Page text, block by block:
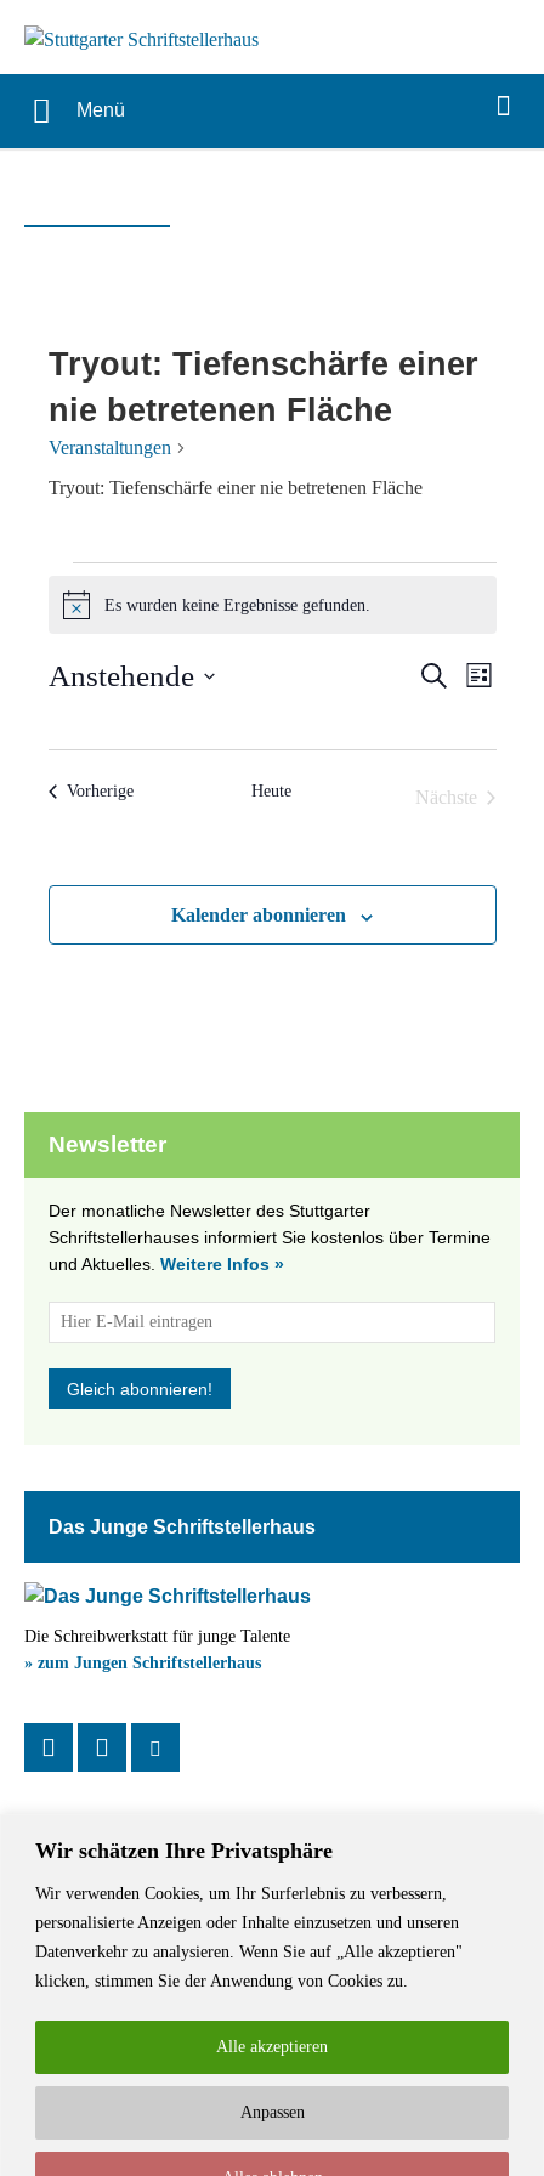
Wir schätzen Ihre Privatsphäre
Wir verwenden Cookies, um Ihr Surferlebnis zu verbessern,
personalisierte Anzeigen oder Inhalte einzusetzen und unseren
Datenverkehr zu analysieren. Wenn Sie auf „Alle akzeptieren"
klicken, stimmen Sie der Anwendung von Cookies zu.
Anpassen
Alle akzeptieren
Menü
Tryout: Tiefenschärfe einer
nie betretenen Fläche
Veranstaltungen
Tryout: Tiefenschärfe einer nie betretenen Fläche
Veranstaltungen
Hinweis
Es wurden keine Ergebnisse gefunden.
SucheListe
Anstehende
wählen.
VorherigeVeranstaltungen Heute
Nächste
Kalender abonnieren
Newsletter
Der monatliche Newsletter des Stuttgarter
Schriftstellerhauses informiert Sie kostenlos über Termine
und Aktuelles. Weitere Infos »
Das Junge Schriftstellerhaus
Die Schreibwerkstatt für junge Talente
» zum Jungen Schriftstellerhaus
Das Schriftstellerhaus ist ein beliebter Treffpunkt für Autorinnen und
Autoren aus Stuttgart und der Region sowie ein Veranstaltungsort für
Lesungen, Tagungen und Schreibwerkstätten.
© Stuttgarter Schriftstellerhaus